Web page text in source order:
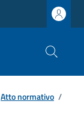
Atto normativo /